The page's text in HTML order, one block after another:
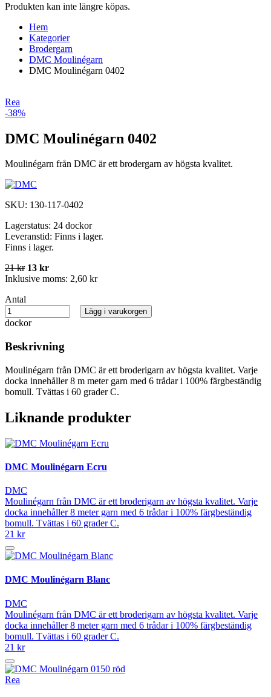
Produkten kan inte längre köpas.
Hem
Kategorier
Brodergarn
DMC Moulinégarn
DMC Moulinégarn 0402
Rea
-38%
DMC Moulinégarn 0402
Moulinégarn från DMC är ett brodergarn av högsta kvalitet.
SKU: 130-117-0402
Lagerstatus: 24 dockor
Leveranstid: Finns i lager.
Finns i lager.
21 kr 13 kr
Inklusive moms: 2,60 kr
Antal
dockor
Lägg i varukorgen
Beskrivning
Moulinégarn från DMC är ett broderigarn av högsta kvalitet. Varje
docka innehåller 8 m meter garn med 6 trådar i 100% färgbeständig
bomull. Tvättas i 60 grader C.
Liknande produkter
DMC Moulinégarn Ecru
DMC
Moulinégarn från DMC är ett broderigarn av högsta kvalitet. Varje
docka innehåller 8 meter garn med 6 trådar i 100% färgbeständig
bomull. Tvättas i 60 grader C.
21 kr
DMC Moulinégarn Blanc
DMC
Moulinégarn från DMC är ett broderigarn av högsta kvalitet. Varje
docka innehåller 8 meter garn med 6 trådar i 100% färgbeständig
bomull. Tvättas i 60 grader C.
21 kr
Rea